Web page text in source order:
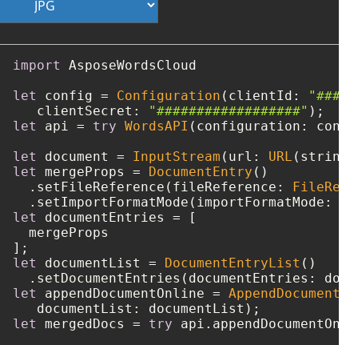
import
AsposeWordsCloud
let
config = Configuration (clientId:
   clientSecret:
"##################"
let
api = try WordsAPI (configuration:
let
document = InputStream (url: URL
let
mergeProps = DocumentEntry ()
  .setFileReference(fileReference:
  .setImportFormatMode(importFormatMode:
let
documentEntries = [
  mergeProps
let
documentList = DocumentEntryList ()
let
appendDocumentOnline =
let
mergedDocs = try